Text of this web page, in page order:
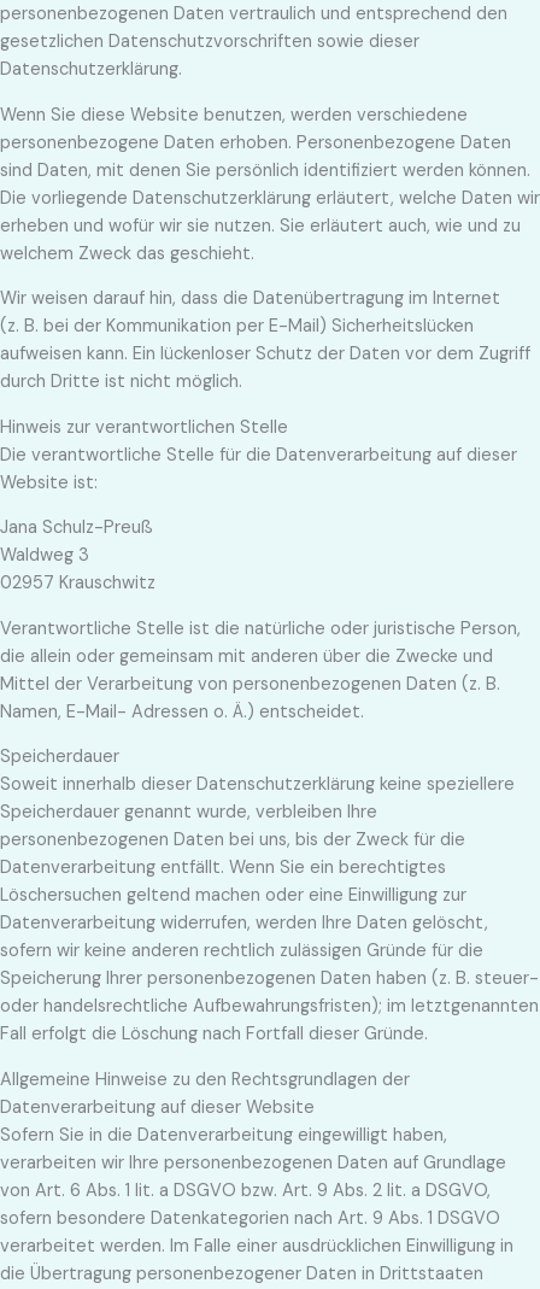
personenbezogenen Daten vertraulich und entsprechend den
gesetzlichen Datenschutzvorschriften sowie dieser
Datenschutzerklärung.
Wenn Sie diese Website benutzen, werden verschiedene
personenbezogene Daten erhoben. Personenbezogene Daten
sind Daten, mit denen Sie persönlich identifiziert werden können.
Die vorliegende Datenschutzerklärung erläutert, welche Daten wir
erheben und wofür wir sie nutzen. Sie erläutert auch, wie und zu
welchem Zweck das geschieht.
Wir weisen darauf hin, dass die Datenübertragung im Internet
(z. B. bei der Kommunikation per E-Mail) Sicherheitslücken
aufweisen kann. Ein lückenloser Schutz der Daten vor dem Zugriff
durch Dritte ist nicht möglich.
Hinweis zur verantwortlichen Stelle
Die verantwortliche Stelle für die Datenverarbeitung auf dieser
Website ist:
Jana Schulz-Preuß
Waldweg 3
02957 Krauschwitz
Verantwortliche Stelle ist die natürliche oder juristische Person,
die allein oder gemeinsam mit anderen über die Zwecke und
Mittel der Verarbeitung von personenbezogenen Daten (z. B.
Namen, E-Mail- Adressen o. Ä.) entscheidet.
Speicherdauer
Soweit innerhalb dieser Datenschutzerklärung keine speziellere
Speicherdauer genannt wurde, verbleiben Ihre
personenbezogenen Daten bei uns, bis der Zweck für die
Datenverarbeitung entfällt. Wenn Sie ein berechtigtes
Löschersuchen geltend machen oder eine Einwilligung zur
Datenverarbeitung widerrufen, werden Ihre Daten gelöscht,
sofern wir keine anderen rechtlich zulässigen Gründe für die
Speicherung Ihrer personenbezogenen Daten haben (z. B. steuer-
oder handelsrechtliche Aufbewahrungsfristen); im letztgenannten
Fall erfolgt die Löschung nach Fortfall dieser Gründe.
Allgemeine Hinweise zu den Rechtsgrundlagen der
Datenverarbeitung auf dieser Website
Sofern Sie in die Datenverarbeitung eingewilligt haben,
verarbeiten wir Ihre personenbezogenen Daten auf Grundlage
von Art. 6 Abs. 1 lit. a DSGVO bzw. Art. 9 Abs. 2 lit. a DSGVO,
sofern besondere Datenkategorien nach Art. 9 Abs. 1 DSGVO
verarbeitet werden. Im Falle einer ausdrücklichen Einwilligung in
die Übertragung personenbezogener Daten in Drittstaaten